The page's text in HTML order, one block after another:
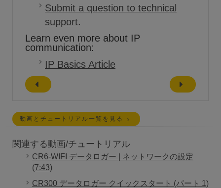
Submit a question to technical
support.
Learn even more about IP
communication:
IP Basics Article
動画とチュートリアル一覧を見る
関連する動画/チュートリアル
CR6-WIFI データロガー | ネットワークの設定
(7:43)
CR300 データロガー クイックスタート (パート 1)